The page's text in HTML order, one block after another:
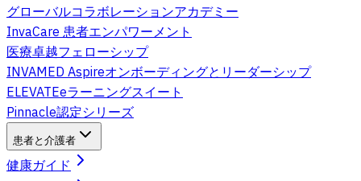
グローバルコラボレーションアカデミー
InvaCare 患者エンパワーメント
医療卓越フェローシップ
INVAMED Aspireオンボーディングとリーダーシップ
ELEVATEeラーニングスイート
Pinnacle認定シリーズ
患者と介護者
健康ガイド